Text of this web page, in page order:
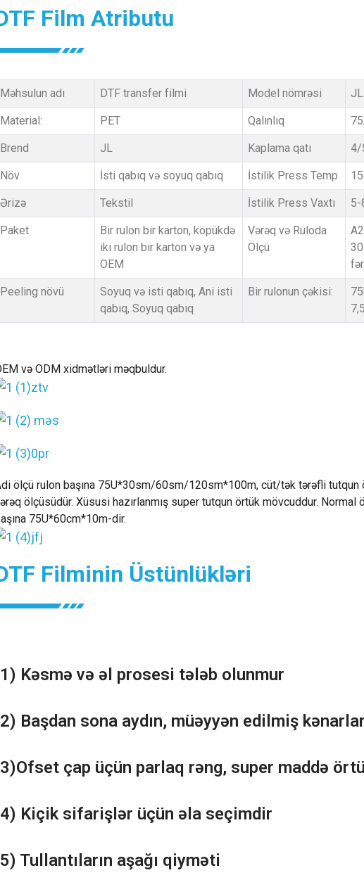
Film Atributu
Məhsulun adı DTF transfer filmi Model nömrəsi
Material: PET Qalınlıq
Brend JL Kaplama qatı 4/
Növ İsti qabıq və soyuq qabıq İstilik Press Temp
Ərizə Tekstil İstilik Press Vaxtı 5-
Paket
Bir rulon bir karton, köpükdə
iki rulon bir karton və ya
OEM
Vərəq və Ruloda
Ölçü
Peeling növü
Soyuq və isti qabıq, Ani isti
qabıq, Soyuq qabıq
Bir rulonun çəkisi:
və ODM xidmətləri məqbuldur.
ölçü rulon başına 75U*30sm/60sm/120sm*100m, cüt/tək tərəfli tutqun
ölçüsüdür. Xüsusi hazırlanmış super tutqun örtük mövcuddur. Normal
75U*60cm*10m-dir.
Filminin Üstünlükləri
Kəsmə və əl prosesi tələb olunmur
Başdan sona aydın, müəyyən edilmiş
çap üçün parlaq rəng, super maddə
Kiçik sifarişlər üçün əla seçimdir
Tullantıların aşağı qiyməti